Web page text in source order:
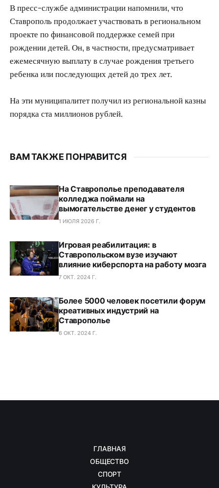
В пресс-службе администрации напомнили, что
Ставрополь продолжает участвовать в региональном
проекте по финансовой поддержке семей при
рождении детей. Он, в частности, предусматривает
ежемесячную выплату в случае рождения третьего
ребенка или последующих детей до трех лет.
На эти муниципалитет получил из региональной казны
порядка ста миллионов рублей.
ВАМ ТАКЖЕ ПОНРАВИТСЯ
На Ставрополье преподавателя
колледжа поймали на
вымогательстве денег у студентов
1 ИЮЛЯ 2026 Г.
Игровая реабилитация: в
Ставропольском вузе изучают
влияние киберспорта на работу мозга
7 ОКТ. 2024 Г.
Более 5000 человек посетили форум
креативных индустрий на
Ставрополье
6 ОКТ. 2024 Г.
ГЛАВНАЯ
ОБЩЕСТВО
СПОРТ